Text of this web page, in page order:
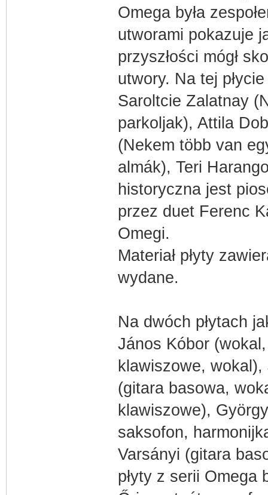
Omega była
utworami pokazuje
przyszłości mógł
utwory. Na tej
Saroltcie Zalatnay
parkoljak), Attila
(Nekem több van
almák), Teri
historyczna jest
przez duet Ferenc
Omegi.
Materiał płyty
wydane.
Na dwóch płytach
János Kóbor
klawiszowe,
(gitara basowa,
klawiszowe),
saksofon,
Varsányi (gitara
płyty z serii Omega